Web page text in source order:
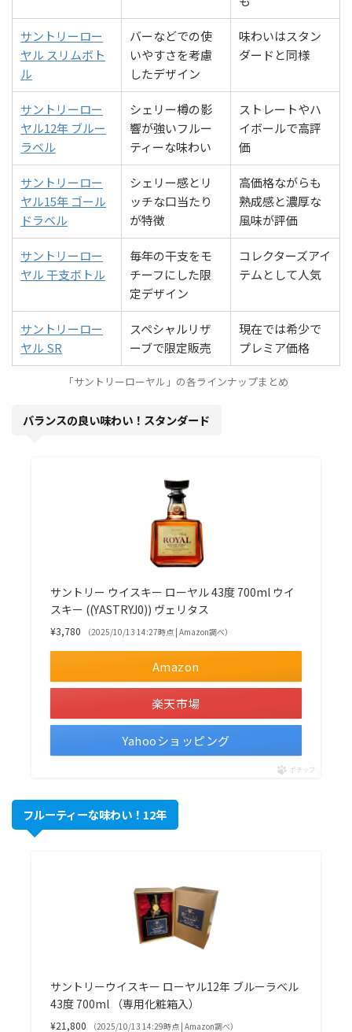
サントリーロー
ヤル スリムボト
ル
バーなどでの使
いやすさを考慮
したデザイン
味わいはスタン
ダードと同様
サントリーロー
ヤル12年 ブルー
ラベル
シェリー樽の影
響が強いフルー
ティーな味わい
ストレートやハ
イボールで高評
価
サントリーロー
ヤル15年 ゴール
ドラベル
シェリー感とリ
ッチな口当たり
が特徴
高価格ながらも
熟成感と濃厚な
風味が評価
サントリーロー
ヤル 干支ボトル
毎年の干支をモ
チーフにした限
定デザイン
コレクターズアイ
テムとして人気
サントリーロー
ヤル SR
スペシャルリザ
ーブで限定販売
現在では希少で
プレミア価格
「サントリーローヤル」の各ラインナップまとめ
バランスの良い味わい！スタンダード
サントリー ウイスキー ローヤル 43度 700ml ウイ
スキー ((YASTRYJ0)) ヴェリタス
¥3,780 （2025/10/13 14:27時点 | Amazon調べ）
Amazon
楽天市場
Yahooショッピング
ポチップ
フルーティーな味わい！12年
サントリーウイスキー ローヤル12年 ブルーラベル
43度 700ml （専用化粧箱入）
¥21,800 （2025/10/13 14:29時点 | Amazon調べ）